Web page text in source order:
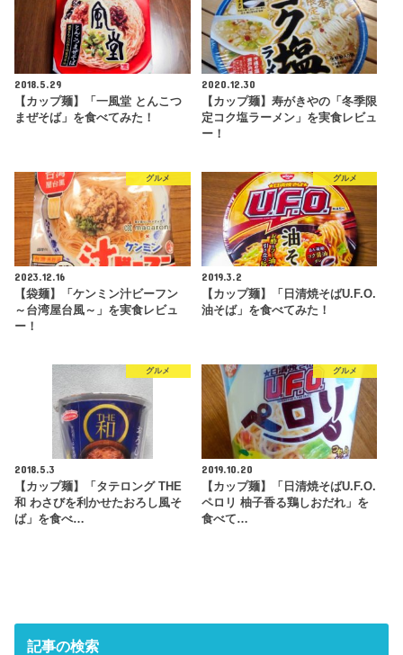
2018.5.29
【カップ麺】「一風堂 とんこつ
まぜそば」を食べてみた！
2020.12.30
【カップ麺】寿がきやの「冬季限
定コク塩ラーメン」を実食レビュ
ー！
グルメ
2023.12.16
【袋麺】「ケンミン汁ビーフン
～台湾屋台風～」を実食レビュ
ー！
グルメ
2019.3.2
【カップ麺】「日清焼そばU.F.O.
油そば」を食べてみた！
グルメ
2018.5.3
【カップ麺】「タテロング THE
和 わさびを利かせたおろし風そ
ば」を食べ…
グルメ
2019.10.20
【カップ麺】「日清焼そばU.F.O.
ペロリ 柚子香る鶏しおだれ」を
食べて…
記事の検索